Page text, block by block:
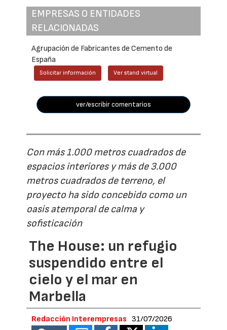
EMPRESAS O ENTIDADES
RELACIONADAS
Agrupación de Fabricantes de Cemento de
España
Solicitar información Ver stand virtual
ver/escribir comentarios
Con más 1.000 metros cuadrados de
espacios interiores y más de 3.000
metros cuadrados de terreno, el
proyecto ha sido concebido como un
oasis atemporal de calma y
sofisticación
The House: un refugio
suspendido entre el
cielo y el mar en
Marbella
Redacción Interempresas 31/07/2026